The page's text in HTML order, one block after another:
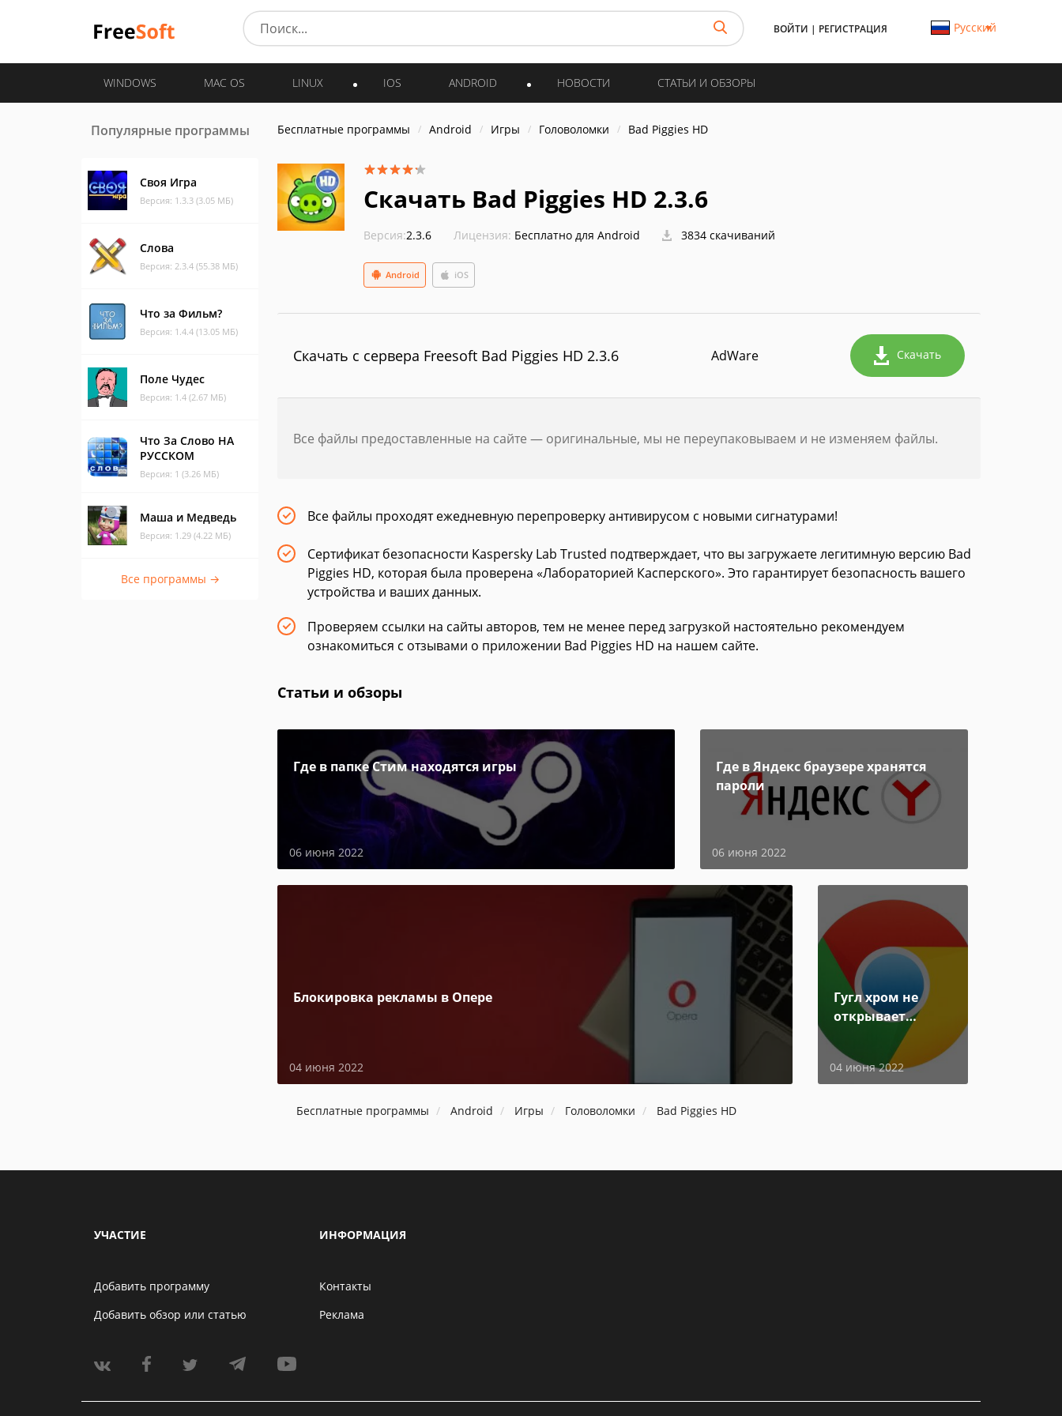
ВОЙТИ | РЕГИСТРАЦИЯ Русский
WINDOWS MAC OS LINUX IOS ANDROID НОВОСТИ СТАТЬИ И ОБЗОРЫ
Популярные программы
Своя Игра
Версия: 1.3.3 (3.05 МБ)
Слова
Версия: 2.3.4 (55.38 МБ)
Что за Фильм?
Версия: 1.4.4 (13.05 МБ)
Поле Чудес
Версия: 1.4 (2.67 МБ)
Что За Слово НА
РУССКОМ
Версия: 1 (3.26 МБ)
Маша и Медведь
Версия: 1.29 (4.22 МБ)
Все программы →
Бесплатные программы Android Игры Головоломки Bad Piggies HD
Скачать Bad Piggies HD 2.3.6
Версия:2.3.6 Лицензия: Бесплатно для Android 3834 скачиваний
Android iOS
Скачать с сервера Freesoft Bad Piggies HD 2.3.6 AdWare Скачать
Все файлы предоставленные на сайте — оригинальные, мы не переупаковываем и не изменяем файлы.
Все файлы проходят ежедневную перепроверку антивирусом с новыми сигнатурами!
Сертификат безопасности Kaspersky Lab Trusted подтверждает, что вы загружаете легитимную версию Bad
Piggies HD, которая была проверена «Лабораторией Касперского». Это гарантирует безопасность вашего
устройства и ваших данных.
Проверяем ссылки на сайты авторов, тем не менее перед загрузкой настоятельно рекомендуем
ознакомиться с отзывами о приложении Bad Piggies HD на нашем сайте.
Статьи и обзоры
Где в папке Стим находятся игры
06 июня 2022
Где в Яндекс браузере хранятся
пароли
06 июня 2022
Блокировка рекламы в Опере
04 июня 2022
Гугл хром не
открывает
04 июня 2022
Бесплатные программы Android Игры Головоломки Bad Piggies HD
УЧАСТИЕ
Добавить программу
Добавить обзор или статью
ИНФОРМАЦИЯ
Контакты
Реклама